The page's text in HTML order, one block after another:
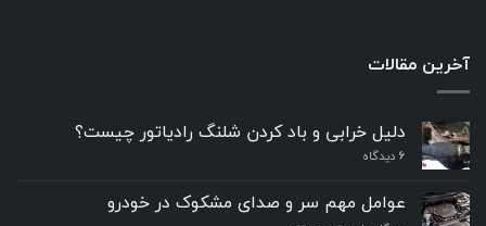
آخرین مقالات
دلیل خرابی و باد کردن شلنگ رادیاتور چیست؟
6 دیدگاه
عوامل مهم سر و صدای مشکوک در خودرو